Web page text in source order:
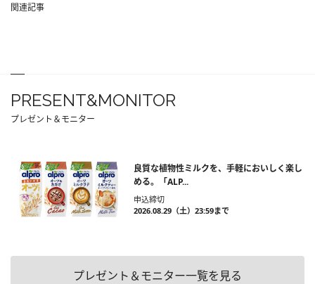
関連記事
PRESENT&MONITOR
プレゼント＆モニター
良質な植物性ミルクを、手軽においしく楽し
める。「ALP...
申込締切
2026.08.29（土）23:59まで
プレゼント＆モニター一覧を見る